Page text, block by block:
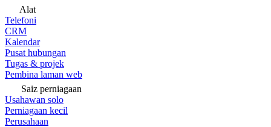
Alat
Telefoni
CRM
Kalendar
Pusat hubungan
Tugas & projek
Pembina laman web
Saiz perniagaan
Usahawan solo
Perniagaan kecil
Perusahaan